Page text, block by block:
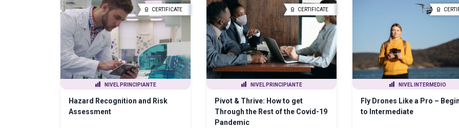
CERTIFICATE
NIVEL PRINCIPIANTE
Hazard Recognition and Risk
Assessment
CERTIFICATE
NIVEL PRINCIPIANTE
Pivot & Thrive: How to get
Through the Rest of the Covid-19
Pandemic
NIVEL INTERMEDIO
Fly Drones Like a Pro –
to Intermediate